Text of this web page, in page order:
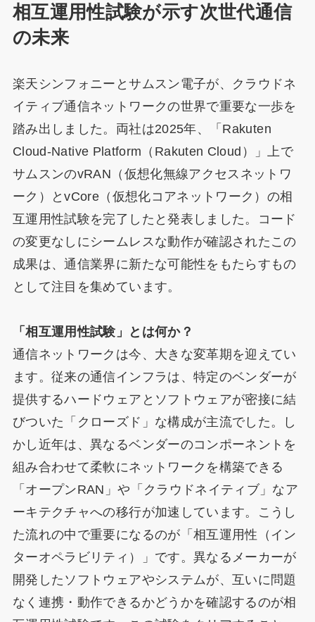
相互運用性試験が示す次世代通信
の未来
楽天シンフォニーとサムスン電子が、クラウドネ
イティブ通信ネットワークの世界で重要な一歩を
踏み出しました。両社は2025年、「Rakuten
Cloud-Native Platform（Rakuten Cloud）」上で
サムスンのvRAN（仮想化無線アクセスネットワ
ーク）とvCore（仮想化コアネットワーク）の相
互運用性試験を完了したと発表しました。コード
の変更なしにシームレスな動作が確認されたこの
成果は、通信業界に新たな可能性をもたらすもの
として注目を集めています。
「相互運用性試験」とは何か？
通信ネットワークは今、大きな変革期を迎えてい
ます。従来の通信インフラは、特定のベンダーが
提供するハードウェアとソフトウェアが密接に結
びついた「クローズド」な構成が主流でした。し
かし近年は、異なるベンダーのコンポーネントを
組み合わせて柔軟にネットワークを構築できる
「オープンRAN」や「クラウドネイティブ」なア
ーキテクチャへの移行が加速しています。こうし
た流れの中で重要になるのが「相互運用性（イン
ターオペラビリティ）」です。異なるメーカーが
開発したソフトウェアやシステムが、互いに問題
なく連携・動作できるかどうかを確認するのが相